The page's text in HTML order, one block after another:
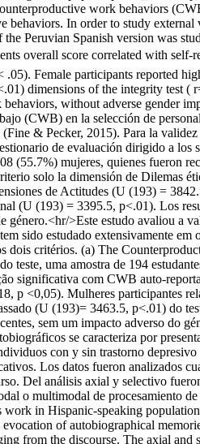
work behaviors
In order to study
Peruvian Spanish version was
overall score correlated with
Female participants reported
dimensions of the integrity test
without adverse gender
(CWB) en la selección de
& Pecker, 2015). Para la
de evaluación dirigido a los
(55.7%) mujeres, quienes fueron
solo la dimensión de Dilemas
de Actitudes (U (193) =
(U (193) = 3395.5, p<.01). Los
>Este estudo avaliou a
sido estudado extensivamente
dois critérios. (a) The
teste, uma amostra de 194
significativa com CWB auto-
p <0,05). Mulheres participantes
(U (193)= 3463.5, p<.01) do
sem um impacto adverso do
se caracteriza por
con y sin trastorno
Los datos fueron analizados
Del análisis axial y selectivo
o multimodal de procesamiento
in Hispanic-speaking
of autobiographical
from the discourse. The axial